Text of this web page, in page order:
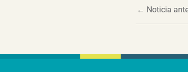
← Noticia